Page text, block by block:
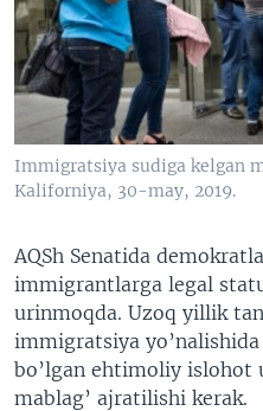
VIDEO
XABARLAR SURATLARDA
ODNOKLASSNIKI
TELEGRAM
TWITTER
SOUNDCLOUD
VOA
Immigratsiya sudiga kelgan
Kaliforniya, 30-may, 2019.
AQSh Senatida
immigrantlarga legal
urinmoqda. Uzoq yillik
immigratsiya
bo’lgan ehtimoliy islohot
mablag’ ajratilishi kerak.